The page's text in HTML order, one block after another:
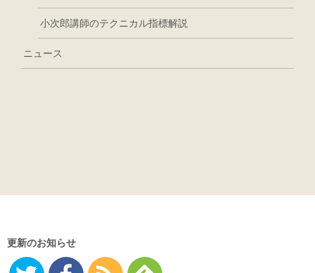
小次郎講師のテクニカル指標解説
ニュース
更新のお知らせ